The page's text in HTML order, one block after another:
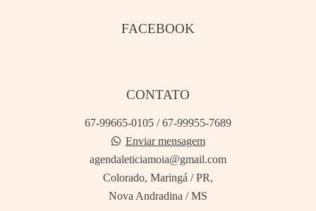
FACEBOOK
CONTATO
67-99665-0105 / 67-99955-7689
Enviar mensagem
agendaleticiamoia@gmail.com
Colorado, Maringá / PR,
Nova Andradina / MS